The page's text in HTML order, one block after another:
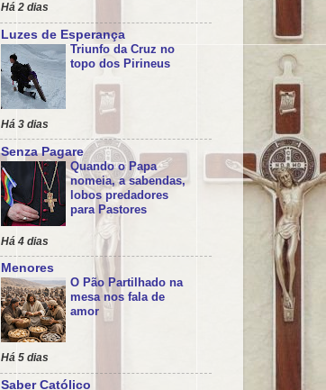
Há 2 dias
Luzes de Esperança
Triunfo da Cruz no
topo dos Pirineus
Há 3 dias
Senza Pagare
Quando o Papa
nomeia, a sabendas,
lobos predadores
para Pastores
Há 4 dias
Menores
O Pão Partilhado na
mesa nos fala de
amor
Há 5 dias
Saber Católico